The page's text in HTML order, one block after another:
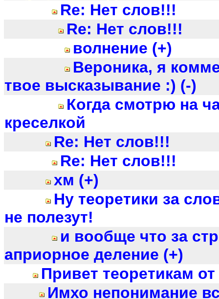
Re: Нет слов!!!
Re: Нет слов!!!
волнение (+)
Вероника, я
твое высказывание :) (-)
Когда смотрю на
креселкой
Re: Нет слов!!!
Re: Нет слов!!!
хм (+)
Ну теоретики за
не полезут!
и вообще что за
априорное деление (+)
Привет теоретикам
Имхо непонимание